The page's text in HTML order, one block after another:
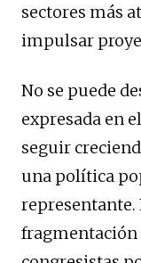
sectores más
impulsar
No se puede
expresada en
seguir
una política
representante.
fragmentación